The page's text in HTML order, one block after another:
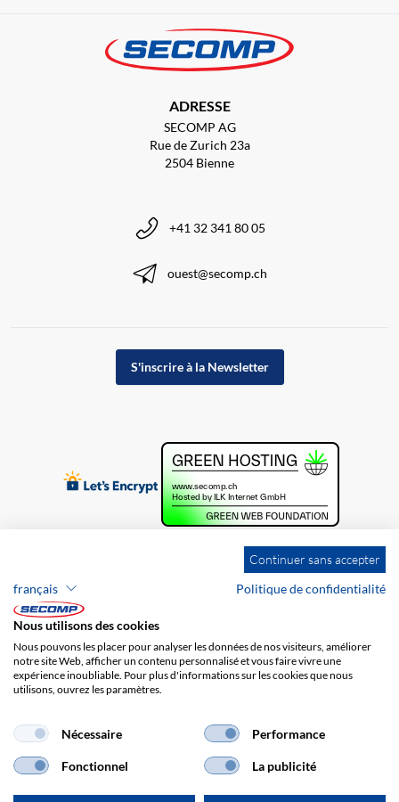
ADRESSE
SECOMP AG
Rue de Zurich 23a
2504 Bienne
+41 32 341 80 05
ouest@secomp.ch
S'inscrire à la Newsletter
Brands
Protection des données
Frais de port
Continuer sans accepter
français
Politique de confidentialité
Nous utilisons des cookies
Nous pouvons les placer pour analyser les données de nos visiteurs, améliorer
notre site Web, afficher un contenu personnalisé et vous faire vivre une
expérience inoubliable. Pour plus d'informations sur les cookies que nous
utilisons, ouvrez les paramètres.
Nécessaire Performance
Fonctionnel La publicité